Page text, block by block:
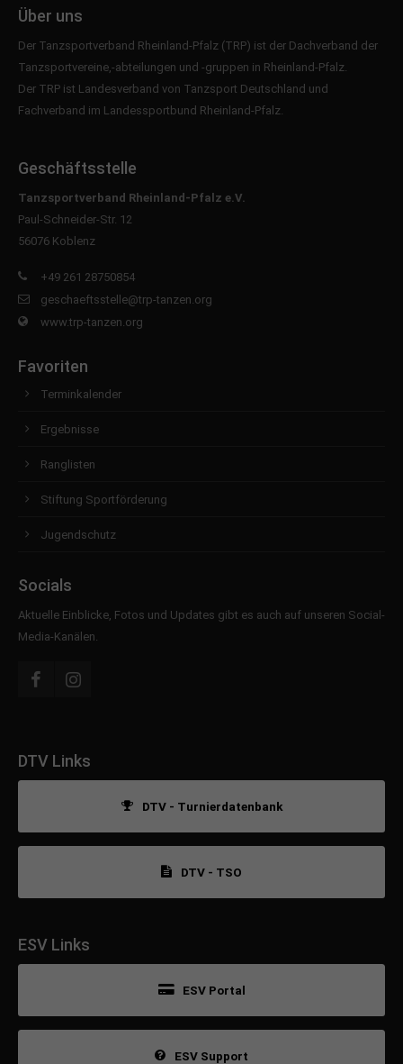
Über uns
Der Tanzsportverband Rheinland-Pfalz (TRP) ist der Dachverband der
Tanzsportvereine,-abteilungen und -gruppen in Rheinland-Pfalz.
Der TRP ist Landesverband von Tanzsport Deutschland und
Fachverband im Landessportbund Rheinland-Pfalz.
Geschäftsstelle
Tanzsportverband Rheinland-Pfalz e.V.
Paul-Schneider-Str. 12
56076 Koblenz
+49 261 28750854
geschaeftsstelle@trp-tanzen.org
www.trp-tanzen.org
Favoriten
Terminkalender
Ergebnisse
Ranglisten
Stiftung Sportförderung
Jugendschutz
Socials
Aktuelle Einblicke, Fotos und Updates gibt es auch auf unseren Social-
Media-Kanälen.
DTV Links
DTV - Turnierdatenbank
DTV - TSO
ESV Links
ESV Portal
ESV Support